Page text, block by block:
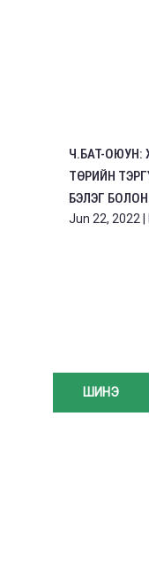
Ч.БАТ-ОЮУН:
ТӨРИЙН
БЭЛЭГ
Jun 22, 2022 |
ШИНЭ